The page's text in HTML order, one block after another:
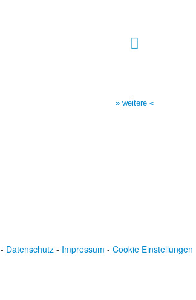
» weitere «
- Datenschutz - Impressum - Cookie Einstellungen